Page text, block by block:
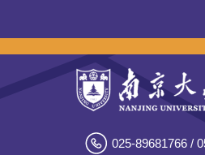
025-89681766 /